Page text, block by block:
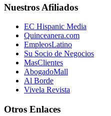
Nuestros Afiliados
EC Hispanic Media
Quinceanera.com
EmpleosLatino
Su Socio de Negocios
MasClientes
AbogadoMall
Al Borde
Vivela Revista
Otros Enlaces